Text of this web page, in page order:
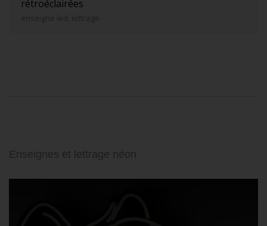
rétroéclairées
enseigne led, lettrage
Enseignes et lettrage néon